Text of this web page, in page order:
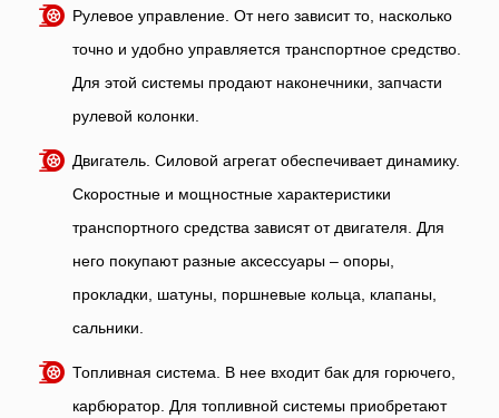
Рулевое управление. От него зависит то, насколько
точно и удобно управляется транспортное средство.
Для этой системы продают наконечники, запчасти
рулевой колонки.
Двигатель. Силовой агрегат обеспечивает динамику.
Скоростные и мощностные характеристики
транспортного средства зависят от двигателя. Для
него покупают разные аксессуары – опоры,
прокладки, шатуны, поршневые кольца, клапаны,
сальники.
Топливная система. В нее входит бак для горючего,
карбюратор. Для топливной системы приобретают